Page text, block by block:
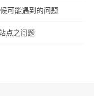
可能遇到的问题
点之问题